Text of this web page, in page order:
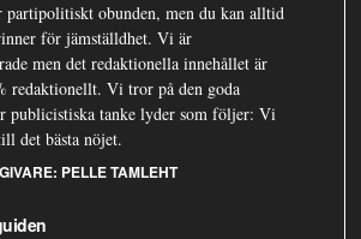
partipolitiskt obunden, men du kan alltid
för jämställdhet. Vi är
men det redaktionella innehållet är
redaktionellt. Vi tror på den goda
publicistiska tanke lyder som följer: Vi
det bästa nöjet.
PELLE TAMLEHT